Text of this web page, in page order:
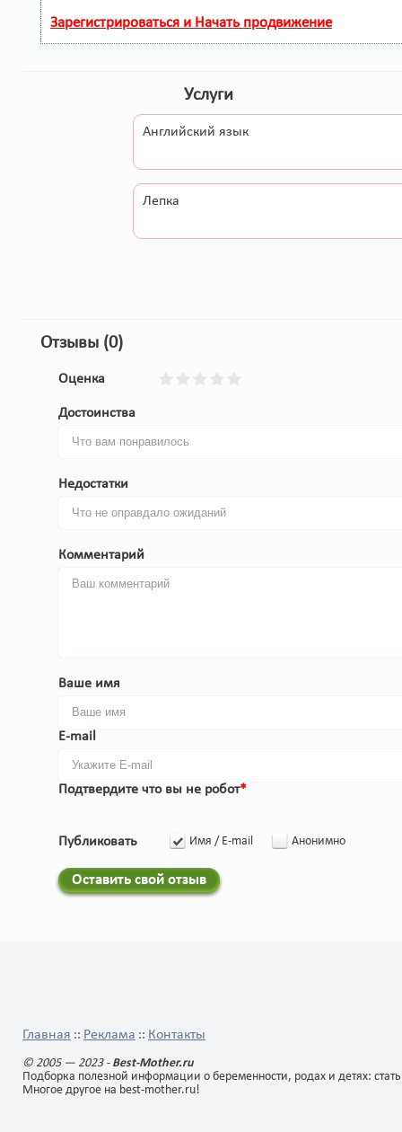
Зарегистрироваться и Начать продвижение
Услуги
Английский язык
Лепка
Отзывы (0)
Оценка
Достоинства
Недостатки
Комментарий
Ваше имя
E-mail
Подтвердите что вы не робот*
Публиковать Имя / E-mail Анонимно
Оставить свой отзыв
Главная :: Реклама :: Контакты
© 2005 — 2023 - Best-Mother.ru
Подборка полезной информации о беременности, родах и детях:
Многое другое на best-mother.ru!